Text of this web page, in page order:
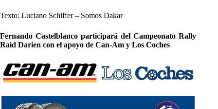
Texto: Luciano Schiffer – Somos Dakar
Fernando Castelblanco participará del Campeonato Rally
Raid Darien con el apoyo de Can-Am y Los Coches